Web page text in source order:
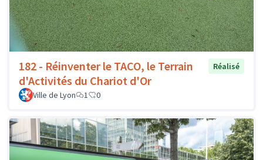
182 - Réinventer le TACO, le Terrain
d'Activités du Chariot d'Or
Réalisé
Ville de Lyon 1 0